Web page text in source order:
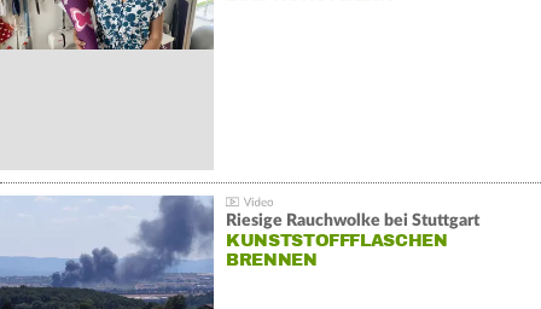
Riesige Rauchwolke bei Stuttgart
KUNSTSTOFFFLASCHEN
BRENNEN